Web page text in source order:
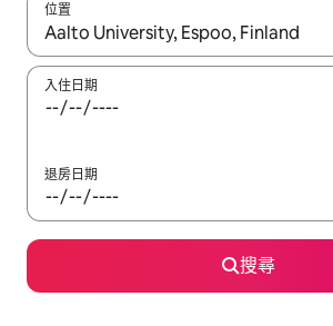
位置
如有搜尋結果，瀏覽內容時請使用上下箭
入住日期
退房日期
搜尋